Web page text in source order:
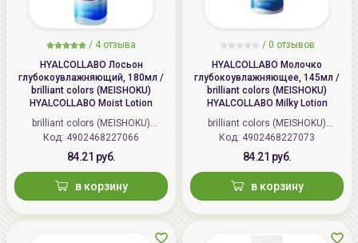
/ 4 отзыва
HYALCOLLABO Лосьон
глубокоувлажняющий, 180мл /
brilliant colors (MEISHOKU)
HYALCOLLABO Moist Lotion
brilliant colors (MEISHOKU)
(Япония)
Код: 4902468227066
84.21 руб.
в корзину
/ 0 отзывов
HYALCOLLABO Молочко
глубокоувлажняющее, 145мл /
brilliant colors (MEISHOKU)
HYALCOLLABO Milky Lotion
brilliant colors (MEISHOKU)
(Япония)
Код: 4902468227073
84.21 руб.
в корзину